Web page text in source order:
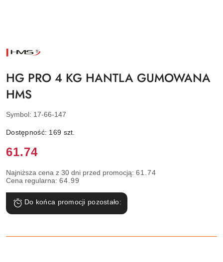
NAZWA
PRODUCENTA:
HG PRO 4 KG HANTLA GUMOWANA
HMS
Symbol: 17-66-147
Dostępność: 169 szt.
Cena:
61.74
Najniższa cena z 30 dni przed promocją: 61.74
Cena regularna: 64.99
Do końca promocji pozostało: